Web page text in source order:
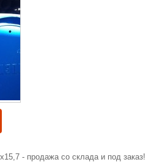
- продажа со склада и под заказ!